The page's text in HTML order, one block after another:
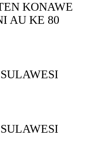
KONAWE
AU KE 80